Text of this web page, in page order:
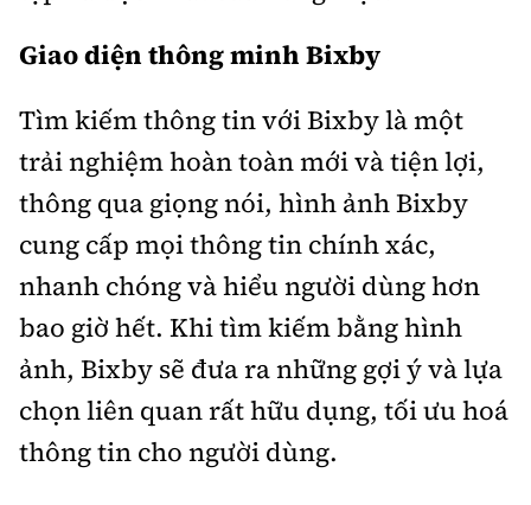
Giao diện thông minh Bixby
Tìm kiếm thông tin với Bixby là một
trải nghiệm hoàn toàn mới và tiện lợi,
thông qua giọng nói, hình ảnh Bixby
cung cấp mọi thông tin chính xác,
nhanh chóng và hiểu người dùng hơn
bao giờ hết. Khi tìm kiếm bằng hình
ảnh, Bixby sẽ đưa ra những gợi ý và lựa
chọn liên quan rất hữu dụng, tối ưu hoá
thông tin cho người dùng.